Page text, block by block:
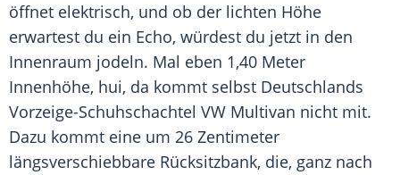
öffnet elektrisch, und ob der lichten Höhe
erwartest du ein Echo, würdest du jetzt in den
Innenraum jodeln. Mal eben 1,40 Meter
Innenhöhe, hui, da kommt selbst Deutschlands
Vorzeige-Schuhschachtel VW Multivan nicht mit.
Dazu kommt eine um 26 Zentimeter
längsverschiebbare Rücksitzbank, die, ganz nach